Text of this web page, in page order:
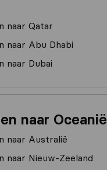
naar Qatar
naar Abu Dhabi
naar Dubai
naar Oceanië
naar Australië
naar Nieuw-Zeeland